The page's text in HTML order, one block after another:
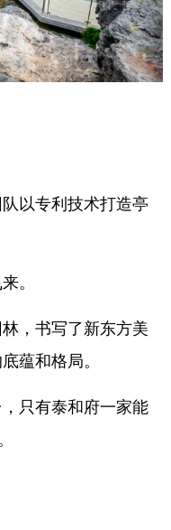
以专利技术打造亭
。
，书写了新东方美
蕴和格局。
只有泰和府一家能